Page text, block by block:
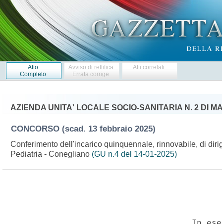
Atto
Completo
Avviso di rettifica
Errata corrige
Atti correlati
AZIENDA UNITA' LOCALE SOCIO-SANITARIA N. 2 DI
CONCORSO (scad. 13 febbraio 2025)
Conferimento dell'incarico quinquennale, rinnovabile, di
Pediatria - Conegliano (GU n.4 del 14-01-2025)